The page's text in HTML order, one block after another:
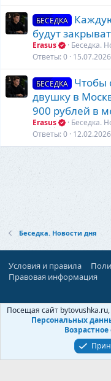
БЕСЕДКА
будут
Erasus
Беседка.
Ответы 0 15.07.2026
БЕСЕДКА
Чтобы
двушку в
900 рублей в
Erasus
Беседка.
Ответы 0 12.02.2026
Беседка. Новости дня
Условия и правила
Правовая информация
При
©
Посещая сайт
Персональных